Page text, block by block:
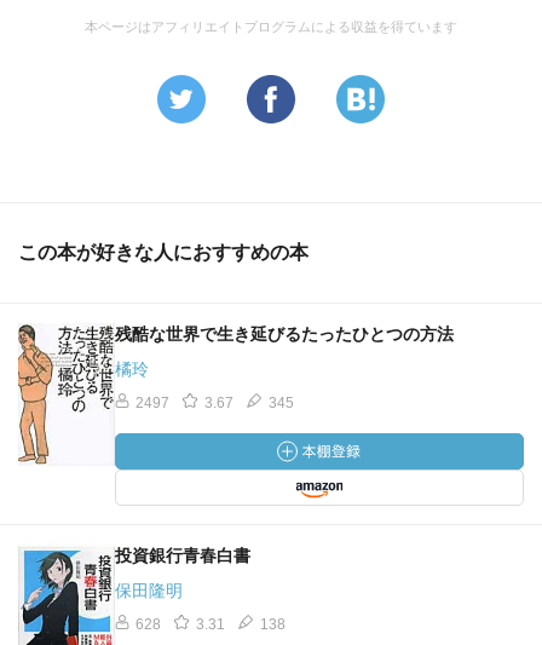
本ページはアフィリエイトプログラムによる収益を得ています
この本が好きな人におすすめの本
残酷な世界で生き延びるたったひとつの方法
橘玲
2497 3.67 345
投資銀行青春白書
保田隆明
628 3.31 138